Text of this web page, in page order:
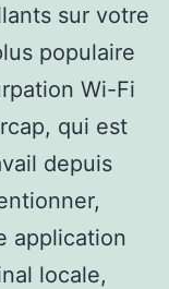
sur votre
populaire
Wi-Fi
qui est
depuis
application
locale,